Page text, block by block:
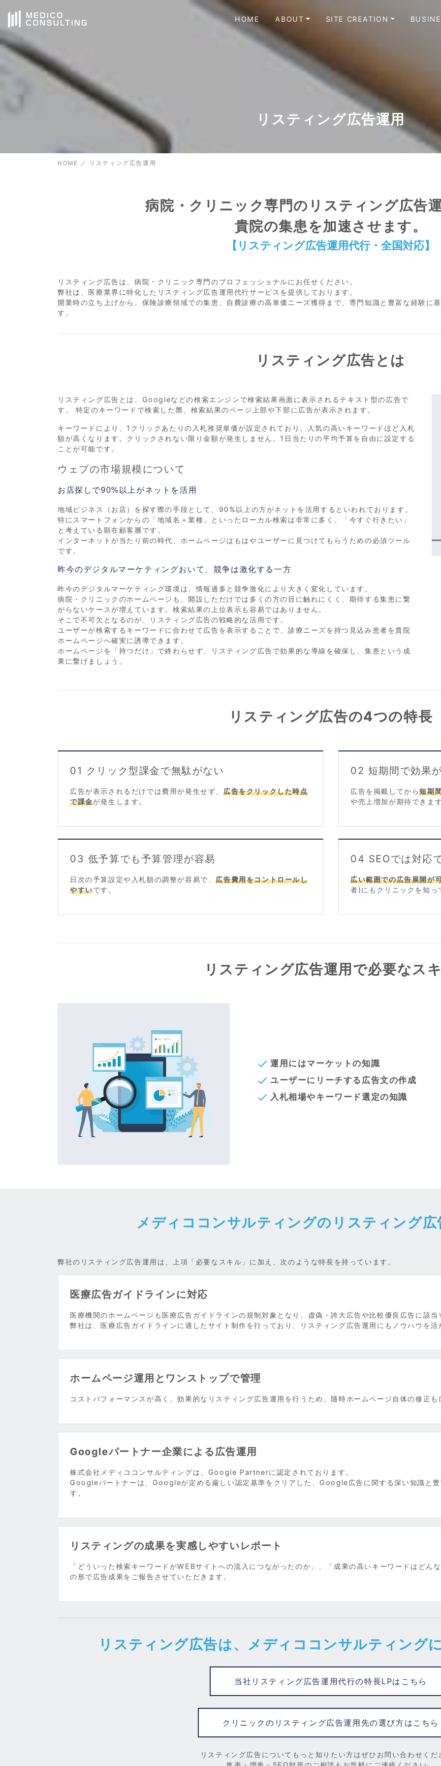
HOME ABOUT SITE CREATION
リスティング広告運用
HOME ／ リスティング広告運用
病院・クリニック専門のリスティング広告運
貴院の集患を加速させます。
【リスティング広告運用代行・全国対応】
リスティング広告は、病院・クリニック専門のプロフェッショナルにお任せください。
弊社は、医療業界に特化したリスティング広告運用代行サービスを提供しております。
開業時の立ち上げから、保険診療領域での集患、自費診療の高単価ニーズ獲得まで、専門知識と豊富な経験に
す。
リスティング広告とは
リスティング広告とは、Googleなどの検索エンジンで検索結果画面に表示されるテキスト型の広告で
す。 特定のキーワードで検索した際、検索結果のページ上部や下部に広告が表示されます。
キーワードにより、1クリックあたりの入札推奨単価が設定されており、人気の高いキーワードほど入札
額が高くなります。クリックされない限り金額が発生しません。1日当たりの平均予算を自由に設定する
ことが可能です。
ウェブの市場規模について
お店探しで90%以上がネットを活用
地域ビジネス（お店）を探す際の手段として、90%以上の方がネットを活用するといわれております。
特にスマートフォンからの「地域名＋業種」といったローカル検索は非常に多く、「今すぐ行きたい」
と考えている顕在顧客層です。
インターネットが当たり前の時代、ホームページはもはやユーザーに見つけてもらうための必須ツール
です。
昨今のデジタルマーケティングおいて、競争は激化する一方
昨今のデジタルマーケティング環境は、情報過多と競争激化により大きく変化しています。
病院・クリニックのホームページも、開設しただけでは多くの方の目に触れにくく、期待する集患に繋
がらないケースが増えています。検索結果の上位表示も容易ではありません。
そこで不可欠となるのが、リスティング広告の戦略的な活用です。
ユーザーが検索するキーワードに合わせて広告を表示することで、診療ニーズを持つ見込み患者を貴院
ホームページへ確実に誘導できます。
ホームページを「持つだけ」で終わらせず、リスティング広告で効果的な導線を確保し、集患という成
果に繋げましょう。
リスティング広告の4つの特長
01 クリック型課金で無駄がない
広告が表示されるだけでは費用が発生せず、 広告をクリックした時点
で課金が発生します。
02 短期間で効果
広告を掲載してから短期
や売上増加が期待できます
03 低予算でも予算管理が容易
日次の予算設定や入札額の調整が容易で、広告費用をコントロールし
やすいです。
04 SEOでは対応
広い範囲での広告展開が
者)にもクリニックを知っ
リスティング広告運用で必要なス
check 運用にはマーケットの知識
check ユーザーにリーチする広告文の作成
check 入札相場やキーワード選定の知識
メディココンサルティングのリスティング広
弊社のリスティング広告運用は、上項「必要なスキル」に加え、次のような特長を持っています。
医療広告ガイドラインに対応
医療機関のホームページも医療広告ガイドラインの規制対象となり、虚偽・誇大広告や比較優良広告に該当
弊社は、医療広告ガイドラインに適したサイト制作を行っており、リスティング広告運用にもノウハウを活
ホームページ運用とワンストップで管理
コストパフォーマンスが高く、効果的なリスティング広告運用を行うため、随時ホームページ自体の修正も
Googleパートナー企業による広告運用
株式会社メディココンサルティングは、Google Partnerに認定されております。
Googleパートナーは、Googleが定める厳しい認定基準をクリアした、Google広告に関する深い知識と
す。
リスティングの成果を実感しやすいレポート
「どういった検索キーワードがWEBサイトへの流入につながったのか」、「成果の高いキーワードはどん
の形で広告成果をご報告させていただきます。
リスティング広告は、メディココンサルティング
当社リスティング広告運用代行の特長LPはこちら
クリニックのリスティング広告運用先の選び方はこちら
リスティング広告についてもっと知りたい方はぜひお問い合わせくだ